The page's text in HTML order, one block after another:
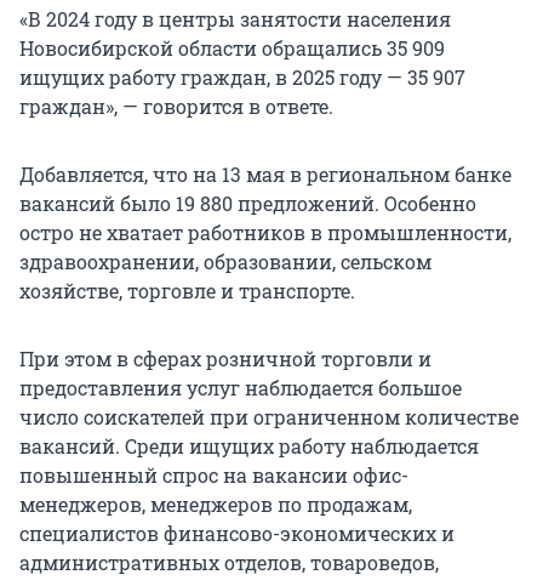
«В 2024 году в центры занятости населения
Новосибирской области обращались35 909
ищущих работу граждан, в 2025 году — 35 907
граждан», — говорится в ответе.
Добавляется, что на 13 мая в региональном банке
вакансий было 19 880предложений. Особенно
остро не хватает работников в промышленности,
здравоохранении, образовании, сельском
хозяйстве, торговле и транспорте.
При этом в сферах розничной торговли и
предоставления услуг наблюдается большое
число соискателей при ограниченном количестве
вакансий. Среди ищущих работу наблюдается
повышенный спрос на вакансии офис-
менеджеров, менеджеров по продажам,
специалистов финансово-экономических и
административных отделов, товароведов,